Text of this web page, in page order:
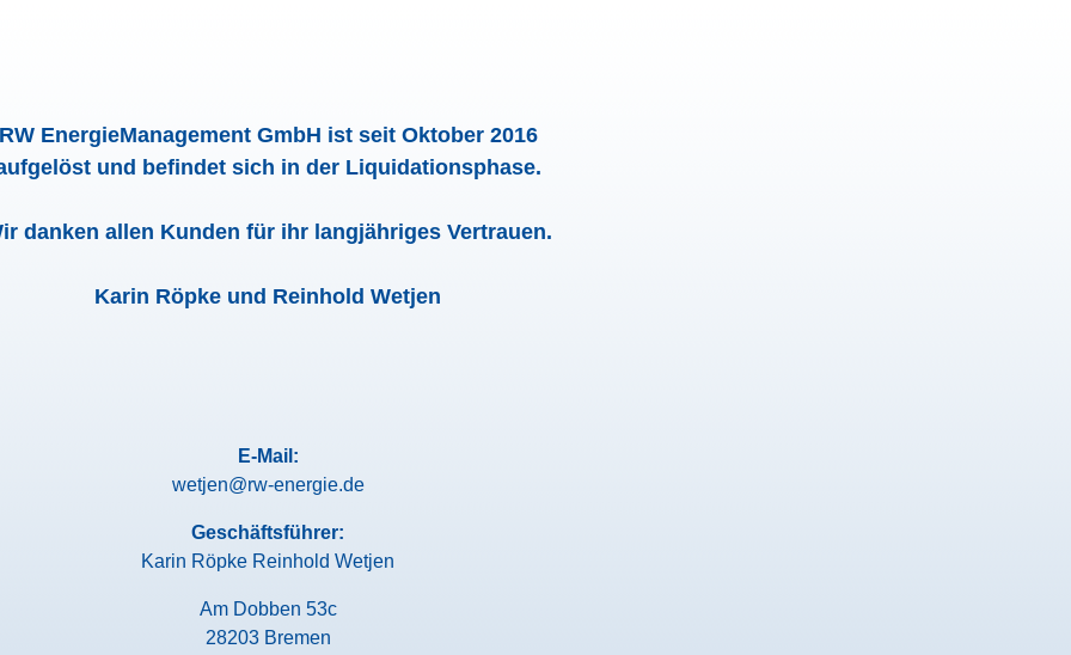
EnergieManagement GmbH ist seit Oktober 2016
und befindet sich in der Liquidationsphase.
danken allen Kunden für ihr langjähriges Vertrauen.
Karin Röpke und Reinhold Wetjen
E-Mail:
wetjen@rw-energie.de
Geschäftsführer:
Karin Röpke Reinhold Wetjen
Am Dobben 53c
28203 Bremen